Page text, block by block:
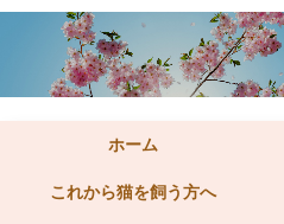
ホーム
これから猫を飼う方へ